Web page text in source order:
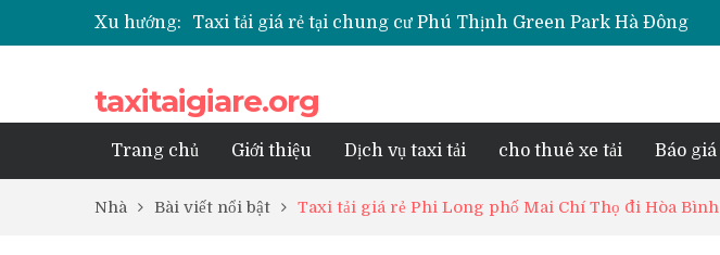
Xu hướng:
Taxi tải giá rẻ tại chung cư Park Kiara Hà Đông
Taxi tải giá rẻ tại chung cư Grande Park Phú Lãm
Taxi tải giá rẻ tại chung cư BID Residence Tố Hữu
taxitaigiare.org
Trang chủ Giới thiệu Dịch vụ taxi tải cho thuê xe tải Báo giá
Nhà Bài viết nổi bật Taxi tải giá rẻ Phi Long phố Mai Chí Thọ đi Hòa Bình